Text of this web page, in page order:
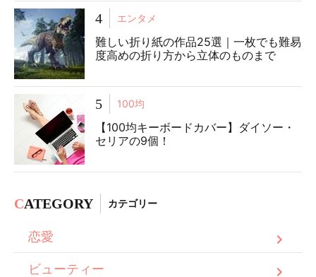
4 エンタメ
難しい折り紙の作品25選｜一枚でも難易
度高めの折り方から立体のものまで
5 100均
【100均キーボードカバー】ダイソー・
セリアの9個！
CATEGORY カテゴリー
恋愛
ビューティー